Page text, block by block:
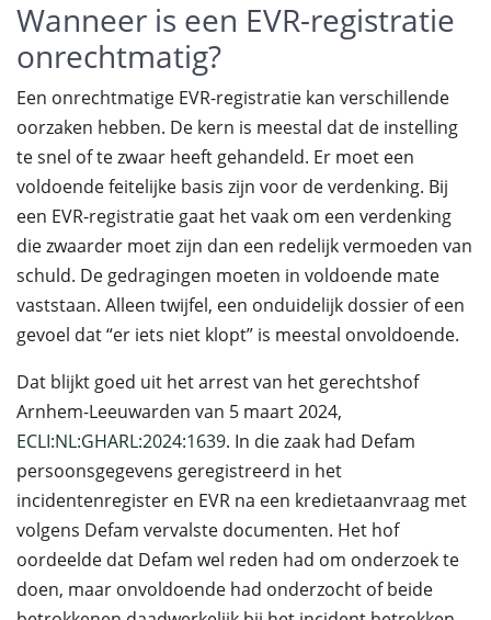
Wanneer is een EVR-registratie
onrechtmatig?
Een onrechtmatige EVR-registratie kan verschillende
oorzaken hebben. De kern is meestal dat de instelling
te snel of te zwaar heeft gehandeld. Er moet een
voldoende feitelijke basis zijn voor de verdenking. Bij
een EVR-registratie gaat het vaak om een verdenking
die zwaarder moet zijn dan een redelijk vermoeden van
schuld. De gedragingen moeten in voldoende mate
vaststaan. Alleen twijfel, een onduidelijk dossier of een
gevoel dat “er iets niet klopt” is meestal onvoldoende.
Dat blijkt goed uit het arrest van het gerechtshof
Arnhem-Leeuwarden van 5 maart 2024,
ECLI:NL:GHARL:2024:1639. In die zaak had Defam
persoonsgegevens geregistreerd in het
incidentenregister en EVR na een kredietaanvraag met
volgens Defam vervalste documenten. Het hof
oordeelde dat Defam wel reden had om onderzoek te
doen, maar onvoldoende had onderzocht of beide